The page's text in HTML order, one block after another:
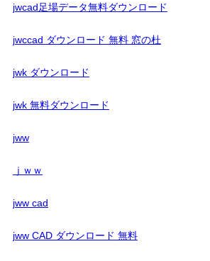
jwcad足場データ無料ダウンロード
jwccad ダウンロード 無料 窓の杜
jwk ダウンロード
jwk 無料ダウンロード
jww
ｊｗｗ
jww cad
jww CAD ダウンロード 無料